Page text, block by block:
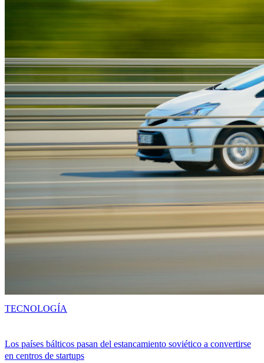
Los países bálticos pasan del estancamiento soviético a convertirse
en centros de startups
TECNOLOGÍA